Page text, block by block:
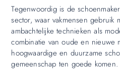
Tegenwoordig is de
sector, waar vakmensen gebruik
ambachtelijke technieken als
combinatie van oude en nieuwe
hoogwaardige en duurzame
gemeenschap ten goede komen.